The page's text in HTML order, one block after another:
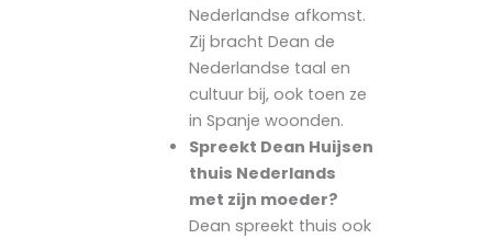
Nederlandse afkomst.
Zij bracht Dean de
Nederlandse taal en
cultuur bij, ook toen ze
in Spanje woonden.
Spreekt Dean Huijsen
thuis Nederlands
met zijn moeder?
Dean spreekt thuis ook